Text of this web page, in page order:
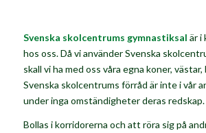
Svenska skolcentrums gymnastiksal är i
hos oss. Då vi använder Svenska
skall vi ha med oss våra egna koner,
Svenska skolcentrums förråd är inte i vår
under inga omständigheter deras redskap.
Bollas i korridorerna och att röra sig på